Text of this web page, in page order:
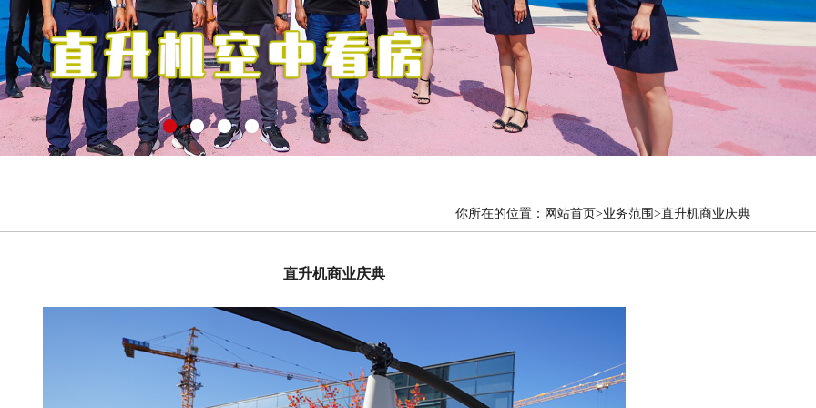
你所在的位置： 网站首页>业务范围 >直升机商业庆典
直升机商业庆典